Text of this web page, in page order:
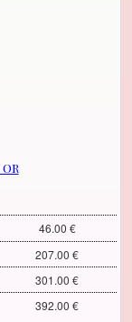
or
46.00 €
207.00 €
301.00 €
392.00 €